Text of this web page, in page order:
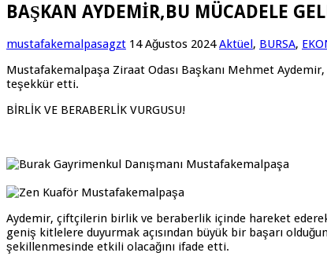
BAŞKAN AYDEMİR,BU MÜCADELE
mustafakemalpasagzt 14 Ağustos 2024 Aktüel , BURSA,
Mustafakemalpaşa Ziraat Odası Başkanı Mehmet
teşekkür etti.
BİRLİK VE BERABERLİK VURGUSU!
Aydemir, çiftçilerin birlik ve beraberlik içinde hareket
geniş kitlelere duyurmak açısından büyük bir başarı
şekillenmesinde etkili olacağını ifade etti.